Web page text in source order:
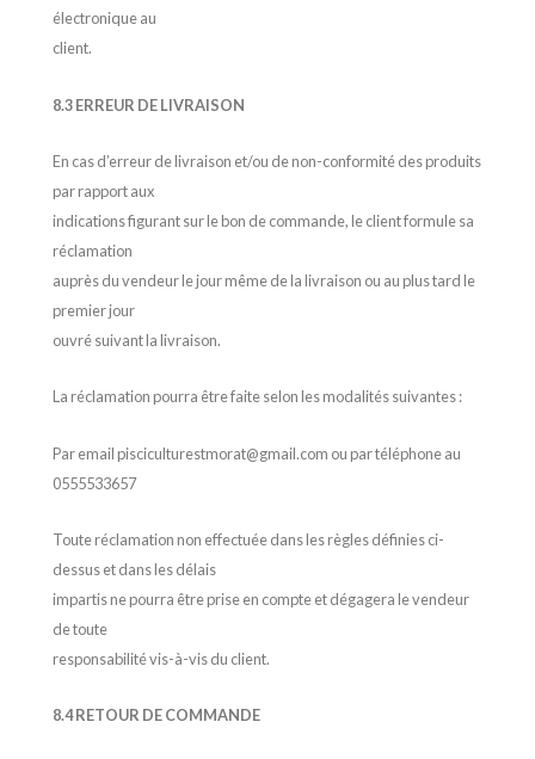
électronique au
client.
8.3 ERREUR DE LIVRAISON
En cas d’erreur de livraison et/ou de non-conformité des produits
par rapport aux
indications figurant sur le bon de commande, le client formule sa
réclamation
auprès du vendeur le jour même de la livraison ou au plus tard le
premier jour
ouvré suivant la livraison.
La réclamation pourra être faite selon les modalités suivantes :
Par email pisciculturestmorat@gmail.com ou par téléphone au
0555533657
Toute réclamation non effectuée dans les règles définies ci-
dessus et dans les délais
impartis ne pourra être prise en compte et dégagera le vendeur
de toute
responsabilité vis-à-vis du client.
8.4 RETOUR DE COMMANDE